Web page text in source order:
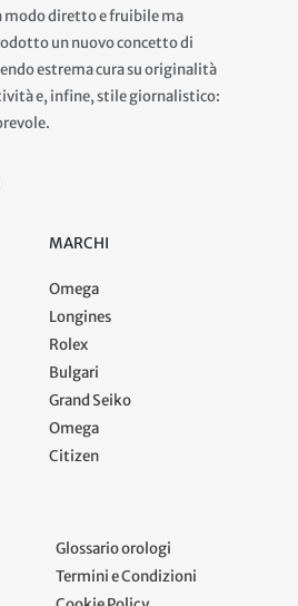
modo diretto e fruibile ma
un nuovo concetto di
estrema cura su originalità
e, infine, stile giornalistico:
MARCHI
Omega
Longines
Rolex
Bulgari
Grand Seiko
Omega
Citizen
Glossario orologi
Termini e Condizioni